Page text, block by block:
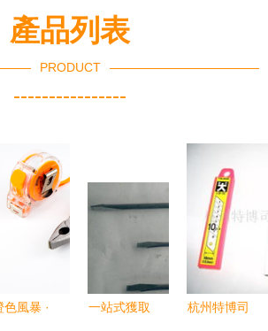
產品列表
PRODUCT
----------------
色風暴 ·
一站式獲取
杭州特博司